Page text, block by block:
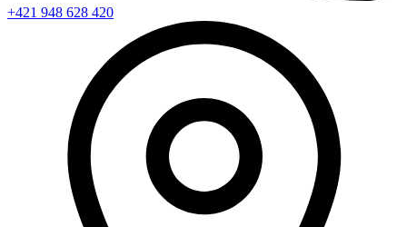
+421 948 628 420